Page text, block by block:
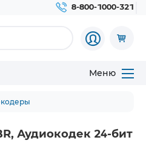
8-800-1000-321
Меню
Аудиокодек 24-бит